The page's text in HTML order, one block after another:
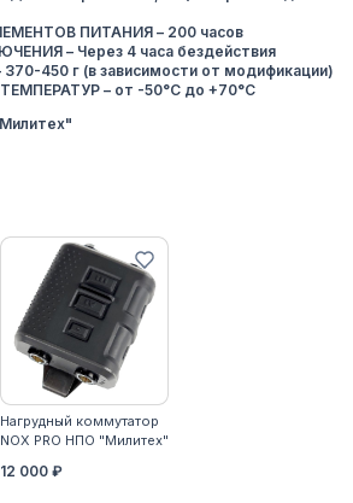
ПИТАНИЯ – 200 часов
– Через 4 часа бездействия
450 г (в зависимости от модификации)
– от -50°С до +70°С
Нагрудный коммутатор
NOX PRO НПО "Милитех"
12 000 ₽